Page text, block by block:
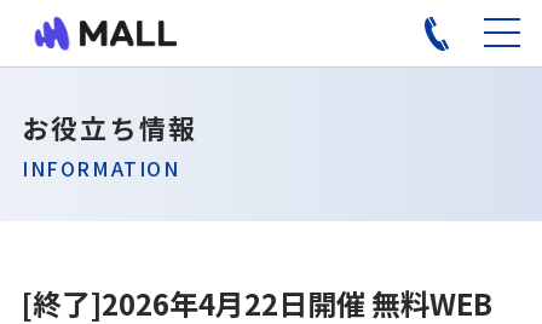
お役立ち情報
INFORMATION
[終了]2026年4月22日開催 無料WEB